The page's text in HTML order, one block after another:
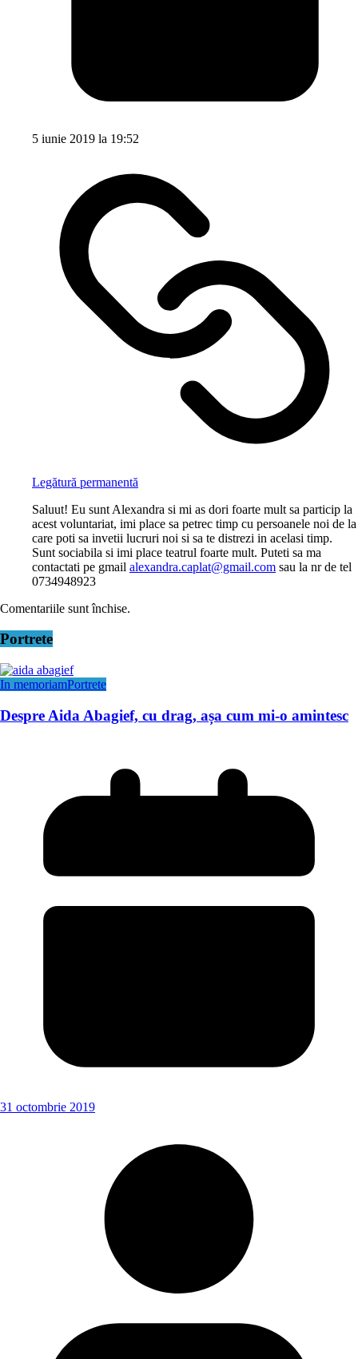
5 iunie 2019 la 19:52
Legătură permanentă
Saluut! Eu sunt Alexandra si mi as dori foarte mult sa particip la
acest voluntariat, imi place sa petrec timp cu persoanele noi de la
care poti sa invetii lucruri noi si sa te distrezi in acelasi timp.
Sunt sociabila si imi place teatrul foarte mult. Puteti sa ma
contactati pe gmail alexandra.caplat@gmail.com sau la nr de tel
0734948923
Comentariile sunt închise.
Portrete
In memoriamPortrete
Despre Aida Abagief, cu drag, așa cum mi-o amintesc
31 octombrie 2019